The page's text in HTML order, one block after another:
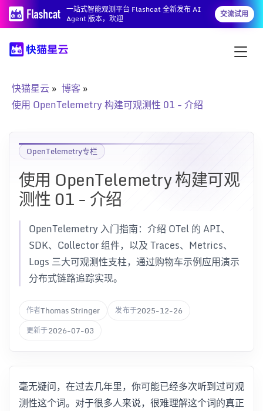
一站式智能观测平台 Flashcat 全新发布 AI
Agent 版本，欢迎
交流试用
快猫星云
博客
使用 OpenTelemetry 构建可观测性 01 - 介绍
OpenTelemetry专栏
使用 OpenTelemetry 构建可观
测性 01 - 介绍
OpenTelemetry 入门指南：介绍 OTel 的 API、
SDK、Collector 组件，以及 Traces、Metrics、
Logs 三大可观测性支柱，通过购物车示例应用演示
分布式链路追踪实现。
作者Thomas Stringer 发布于2025-12-26
更新于2026-07-03
毫无疑问，在过去几年里，你可能已经多次听到过可观
测性这个词。对于很多人来说，很难理解这个词的真正